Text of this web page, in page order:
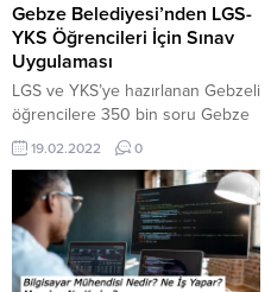
Gebze Belediyesi’nden LGS-
YKS Öğrencileri İçin Sınav
Uygulaması
LGS ve YKS’ye hazırlanan Gebzeli
öğrencilere 350 bin soru Gebze
Belediyesi’nden hediye.
Öğrenciler
http://egitim.gebze.bel.tr/
adresine girerek üyelik talep
formunu doldurduktan sonra, kısa
mesajla kendilerine iletilecek
kullanıcı adı ve şifreyle telefona
19.02.2022 0